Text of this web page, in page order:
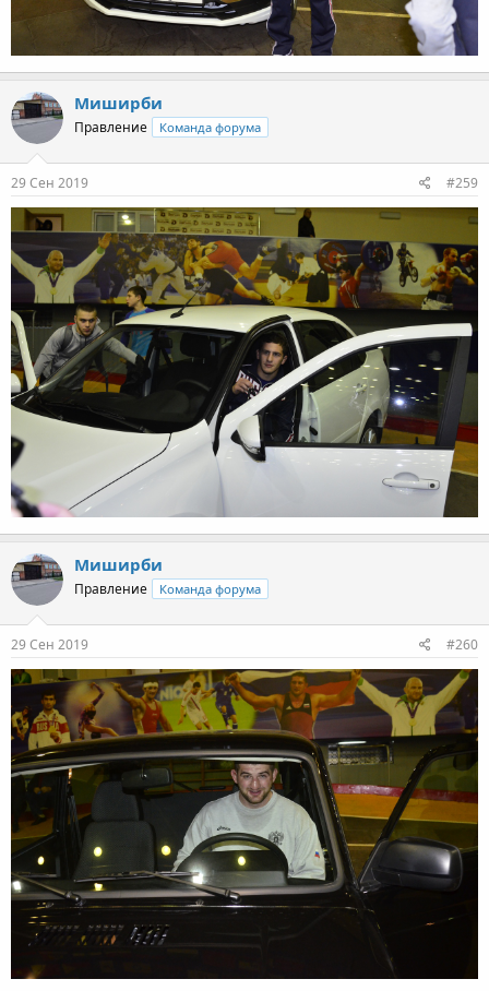
Миширби
Правление Команда форума
29 Сен 2019 #259
Миширби
Правление Команда форума
29 Сен 2019 #260